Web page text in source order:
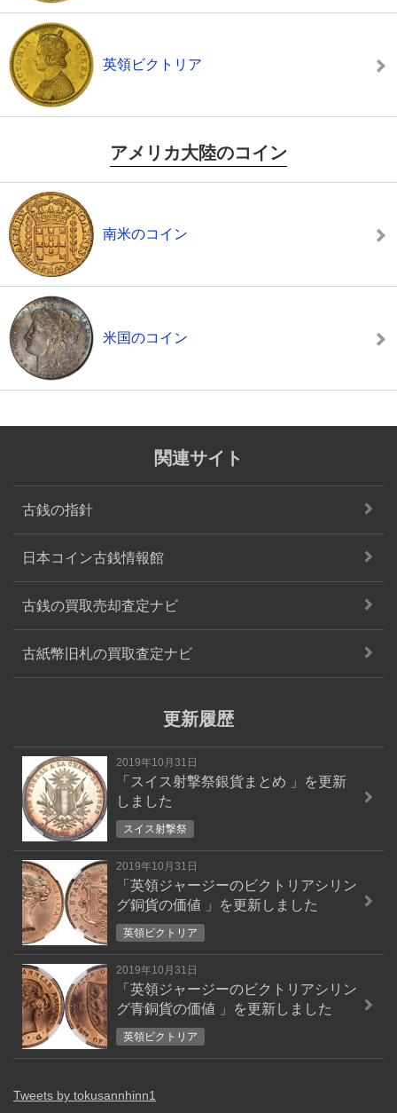
英領ビクトリア
アメリカ大陸のコイン
南米のコイン
米国のコイン
関連サイト
古銭の指針
日本コイン古銭情報館
古銭の買取売却査定ナビ
古紙幣旧札の買取査定ナビ
更新履歴
2019年10月31日
「 スイス射撃祭銀貨まとめ
」を更新
しました
スイス射撃祭
2019年10月31日
「 英領ジャージーのビクトリアシリン
グ銅貨の価値
」を更新しました
英領ビクトリア
2019年10月31日
「 英領ジャージーのビクトリアシリン
グ青銅貨の価値
」を更新しました
英領ビクトリア
Tweets by tokusannhinn1